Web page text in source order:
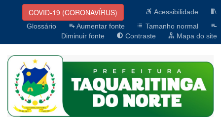
COVID-19 (CORONAVÍRUS)
Acessibilidade
Glossário
Aumentar fonte
Tamanho normal
Diminuir fonte
Contraste Mapa do site